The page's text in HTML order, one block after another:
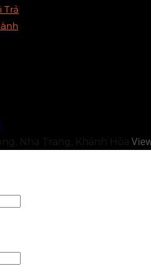
Trả
Nha Trang, Khánh Hòa